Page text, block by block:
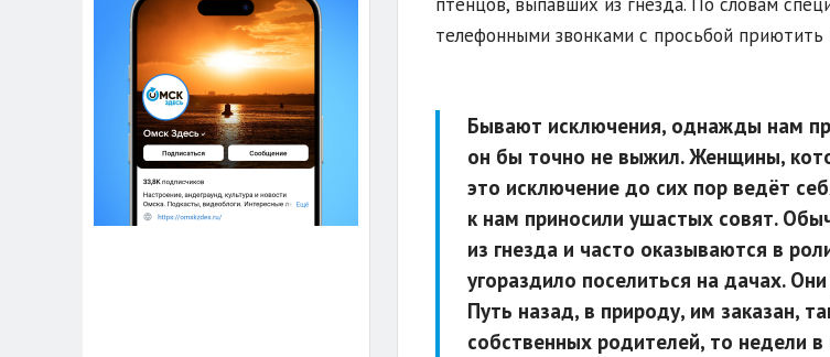
телефонными звонками с просьбой
Бывают исключения, однажды нам
он бы точно не выжил. Женщины,
это исключение до сих пор ведёт
к нам приносили ушастых совят.
из гнезда и часто оказываются в
угораздило поселиться на дачах.
Путь назад, в природу, им заказан,
собственных родителей, то недели